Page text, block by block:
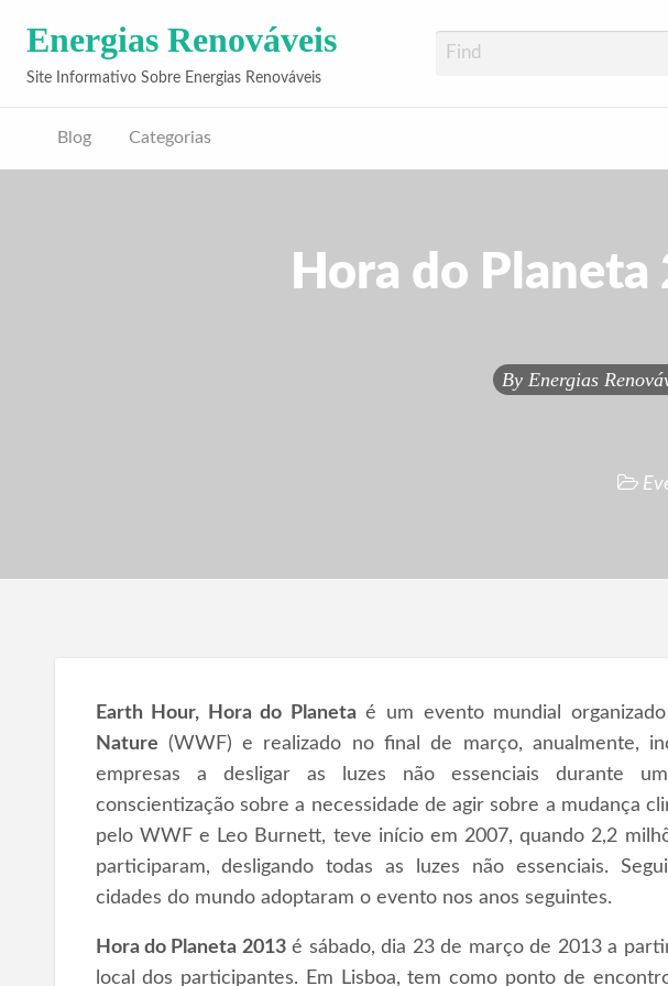
Energias Renováveis
Site Informativo Sobre Energias Renováveis
Blog Categorias
Hora do Planeta
By Energias
Earth Hour, Hora do Planetaé um evento mundial
Nature (WWF) e realizado no final de março, anualmente,
empresas a desligar as luzes não essenciais durante
conscientização sobre a necessidade de agir sobre a mudança
pelo WWF e Leo Burnett, teve início em 2007, quando 2,2
participaram, desligando todas as luzes não essenciais.
cidades do mundo adoptaram o evento nos anos seguintes.
Hora do Planeta 2013é sábado, dia 23 de março de 2013 a
local dos participantes. Em Lisboa, tem como ponto de